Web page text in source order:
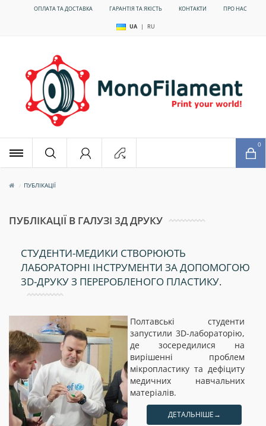
ОПЛАТА ТА ДОСТАВКА ГАРАНТІЯ ТА ЯКІСТЬ КОНТАКТИ ПРО НАС
UA | RU
0
ПУБЛІКАЦІЇ
ПУБЛІКАЦІЇ В ГАЛУЗІ 3Д ДРУКУ
СТУДЕНТИ-МЕДИКИ СТВОРЮЮТЬ
ЛАБОРАТОРНІ ІНСТРУМЕНТИ ЗА ДОПОМОГОЮ
3D-ДРУКУ З ПЕРЕРОБЛЕНОГО ПЛАСТИКУ.
Полтавські студенти
запустили 3D-лабораторію,
де зосередилися на
вирішенні проблем
мікропластику та дефіциту
медичних навчальних
матеріалів.
ДЕТАЛЬНІШЕ→